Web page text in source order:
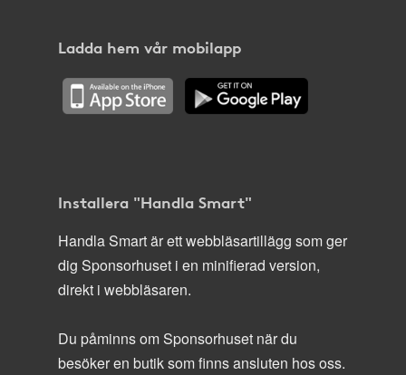
Ladda hem vår mobilapp
Installera "Handla Smart"
Handla Smart är ett webbläsartillägg som ger
dig Sponsorhuset i en minifierad version,
direkt i webbläsaren.
Du påminns om Sponsorhuset när du
besöker en butik som finns ansluten hos oss.